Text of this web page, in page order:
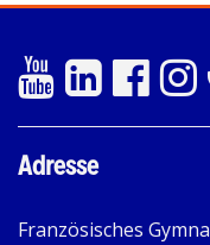
Adresse
Französisches